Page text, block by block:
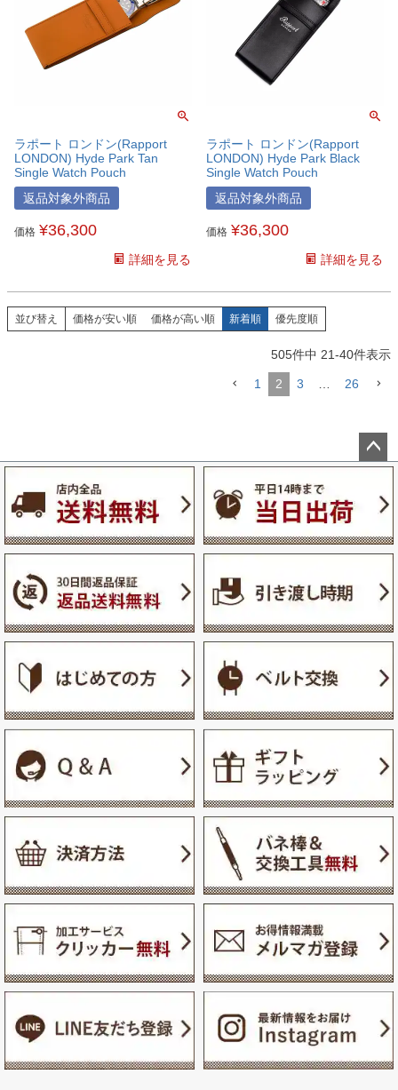
ラポート ロンドン(Rapport
LONDON) Hyde Park Tan
Single Watch Pouch
返品対象外商品
価格 ¥36,300
詳細を見る
ラポート ロンドン(Rapport
LONDON) Hyde Park Black
Single Watch Pouch
返品対象外商品
価格 ¥36,300
詳細を見る
並び替え 価格が安い順 価格が高い順 新着順 優先度順
505件中 21-40件表示
1 2 3 26
ペー
ップ